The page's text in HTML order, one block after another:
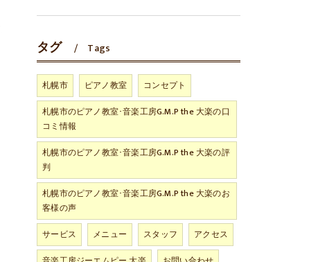
タグ Tags
札幌市 ピアノ教室
コンセプト
札幌市のピアノ教室･音楽工房G.M.P the 大楽の口
コミ情報
札幌市のピアノ教室･音楽工房G.M.P the 大楽の評
判
札幌市のピアノ教室･音楽工房G.M.P the 大楽のお
客様の声
サービス
メニュー スタッフ
アクセス